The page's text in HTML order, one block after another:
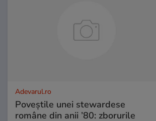
Adevarul.ro
Poveștile unei stewardese
române din anii ’80: zborurile